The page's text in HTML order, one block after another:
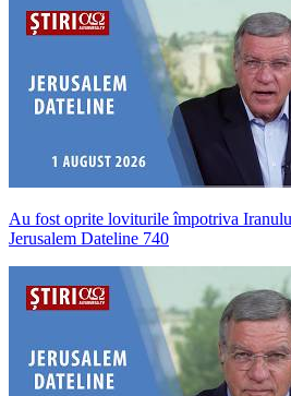
Au fost oprite loviturile împotriva
Jerusalem Dateline 740